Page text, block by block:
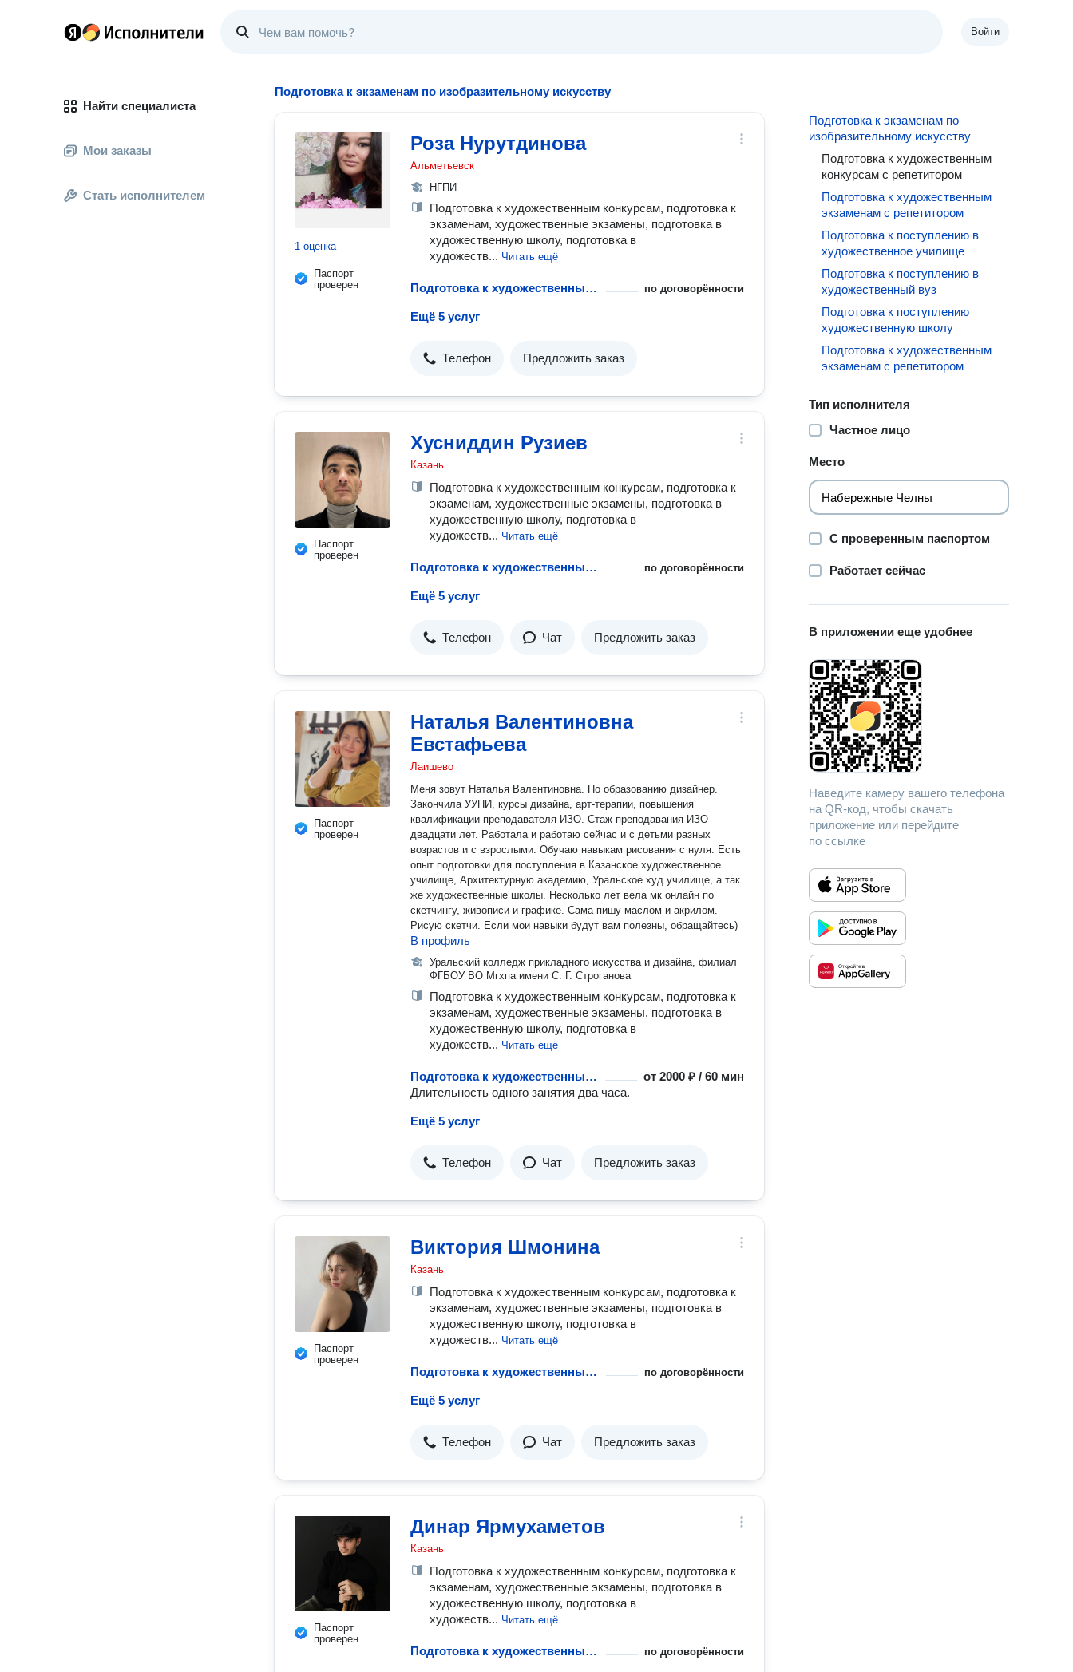
Войти
Найти специалиста
Мои заказы
Стать исполнителем
Подготовка к экзаменам по изобразительному искусству
1 оценка
Паспорт
проверен
Роза Нурутдинова
Альметьевск
НГПИ
Подготовка к художественным конкурсам, подготовка к
экзаменам, художественные экзамены, подготовка в
художественную школу, подготовка в
художеств... Читать ещё
Подготовка к художественным конкурсам с репетитором по договорённости
Ещё 5 услуг
Телефон Предложить заказ
Паспорт
проверен
Хусниддин Рузиев
Казань
Подготовка к художественным конкурсам, подготовка к
экзаменам, художественные экзамены, подготовка в
художественную школу, подготовка в
художеств... Читать ещё
Подготовка к художественным конкурсам с репетитором по договорённости
Ещё 5 услуг
Телефон Чат Предложить заказ
Паспорт
проверен
Наталья Валентиновна
Евстафьева
Лаишево
Меня зовут Наталья Валентиновна. По образованию дизайнер.
Закончила УУПИ, курсы дизайна, арт-терапии, повышения
квалификации преподавателя ИЗО. Стаж преподавания ИЗО
двадцати лет. Работала и работаю сейчас и с детьми разных
возрастов и с взрослыми. Обучаю навыкам рисования с нуля. Есть
опыт подготовки для поступления в Казанское художественное
училище, Архитектурную академию, Уральское худ училище, а так
же художественные школы. Несколько лет вела мк онлайн по
скетчингу, живописи и графике. Сама пишу маслом и акрилом.
Рисую скетчи. Если мои навыки будут вам полезны, обращайтесь)
В профиль
Уральский колледж прикладного искусства и дизайна, филиал
ФГБОУ ВО Мгхпа имени С. Г. Строганова
Подготовка к художественным конкурсам, подготовка к
экзаменам, художественные экзамены, подготовка в
художественную школу, подготовка в
художеств... Читать ещё
Подготовка к художественным конкурсам с репетитором от2000 ₽ / 60 мин
Длительность одного занятия два часа.
Ещё 5 услуг
Телефон Чат Предложить заказ
Паспорт
проверен
Виктория Шмонина
Казань
Подготовка к художественным конкурсам, подготовка к
экзаменам, художественные экзамены, подготовка в
художественную школу, подготовка в
художеств... Читать ещё
Подготовка к художественным конкурсам с репетитором по договорённости
Ещё 5 услуг
Телефон Чат Предложить заказ
Паспорт
проверен
Динар Ярмухаметов
Казань
Подготовка к художественным конкурсам, подготовка к
экзаменам, художественные экзамены, подготовка в
художественную школу, подготовка в
художеств... Читать ещё
Подготовка к художественным конкурсам с репетитором по договорённости
Подготовка к экзаменам по
изобразительному искусству
Подготовка к художественным
конкурсам с репетитором
Подготовка к художественным
экзаменам с репетитором
Подготовка к поступлению в
художественное училище
Подготовка к поступлению в
художественный вуз
Подготовка к поступлению
художественную школу
Подготовка к художественным
экзаменам с репетитором
Тип исполнителя
Частное лицо
Место
С проверенным паспортом
Работает сейчас
В приложении еще удобнее
Наведите камеру вашего телефона
на QR-код, чтобы скачать
приложение или перейдите
по ссылке